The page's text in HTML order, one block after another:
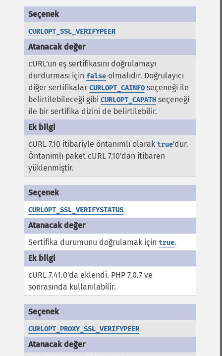
CURLOPT_SSL_VERIFYPEER
cURL'un eş sertifikasını doğrulamayı
durdurması için false olmalıdır. Doğrulayıcı
diğer sertifikalar CURLOPT_CAINFO seçeneği ile
belirtilebileceği gibi CURLOPT_CAPATH seçeneği
ile bir sertifika dizini de belirtilebilir.
cURL 7.10 itibariyle öntanımlı olarak true'dur.
Öntanımlı paket cURL 7.10'dan itibaren
yüklenmiştir.
CURLOPT_SSL_VERIFYSTATUS
Sertifika durumunu doğrulamak için true.
cURL 7.41.0'da eklendi. PHP 7.0.7 ve
sonrasında kullanılabilir.
CURLOPT_PROXY_SSL_VERIFYPEER